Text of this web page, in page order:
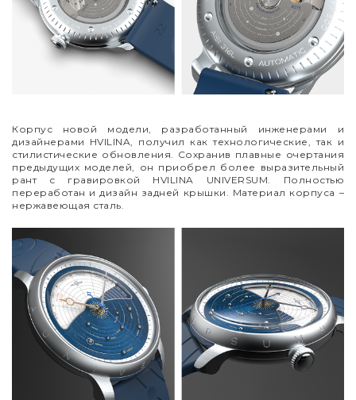
Корпус новой модели, разработанный инженерами и
дизайнерами HVILINA, получил как технологические, так и
стилистические обновления. Сохранив плавные очертания
предыдущих моделей, он приобрел более выразительный
рант с гравировкой HVILINA UNIVERSUM. Полностью
переработан и дизайн задней крышки. Материал корпуса –
нержавеющая сталь.